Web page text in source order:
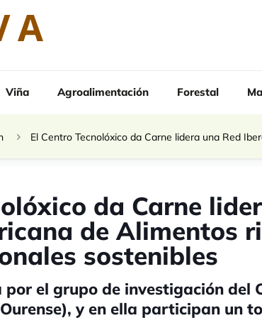
Viña Agroalimentación Forestal
El Centro Tecnolóxico da Carne lidera una Red
da Carne
de Alimentos
sostenibles
el grupo de investigación del
y en ella participan un